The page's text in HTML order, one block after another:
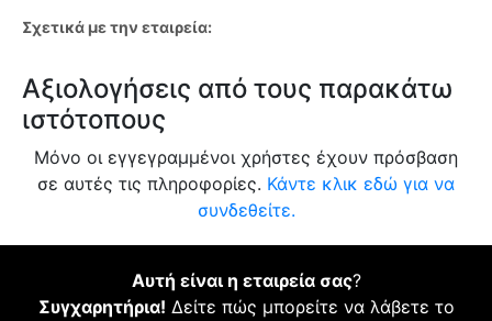
Σχετικά με την εταιρεία:
Αξιολογήσεις από τους παρακάτω
ιστότοπους
Μόνο οι εγγεγραμμένοι χρήστες έχουν πρόσβαση
σε αυτές τις πληροφορίες. Κάντε κλικ εδώ για να
συνδεθείτε.
Αυτή είναι η εταιρεία σας?
Συγχαρητήρια! Δείτε πώς μπορείτε να λάβετε το